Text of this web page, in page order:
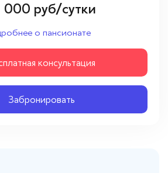
000 руб/сутки
о пансионате
консультация
Забронировать